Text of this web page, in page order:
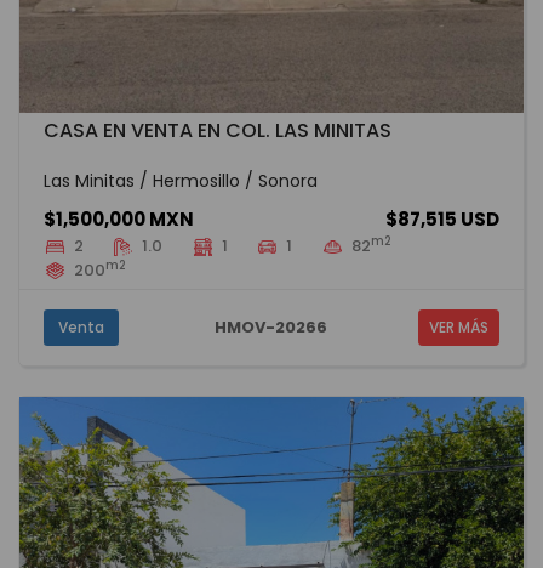
CASA EN VENTA EN COL. LAS MINITAS
Las Minitas / Hermosillo / Sonora
$1,500,000 MXN $87,515 USD
2 1.0 1 1 82m2
200m2
Venta HMOV-20266 VER MÁS